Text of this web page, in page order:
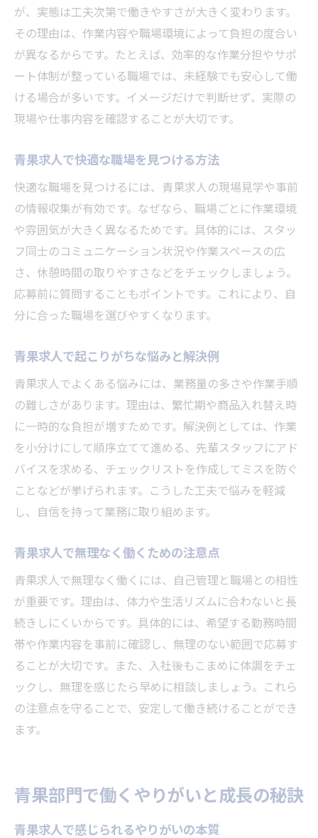
が、実態は工夫次第で働きやすさが大きく変わります。
その理由は、作業内容や職場環境によって負担の度合い
が異なるからです。たとえば、効率的な作業分担やサポ
ート体制が整っている職場では、未経験でも安心して働
ける場合が多いです。イメージだけで判断せず、実際の
現場や仕事内容を確認することが大切です。
青果求人で快適な職場を見つける方法
快適な職場を見つけるには、青果求人の現場見学や事前
の情報収集が有効です。なぜなら、職場ごとに作業環境
や雰囲気が大きく異なるためです。具体的には、スタッ
フ同士のコミュニケーション状況や作業スペースの広
さ、休憩時間の取りやすさなどをチェックしましょう。
応募前に質問することもポイントです。これにより、自
分に合った職場を選びやすくなります。
青果求人で起こりがちな悩みと解決例
青果求人でよくある悩みには、業務量の多さや作業手順
の難しさがあります。理由は、繁忙期や商品入れ替え時
に一時的な負担が増すためです。解決例としては、作業
を小分けにして順序立てて進める、先輩スタッフにアド
バイスを求める、チェックリストを作成してミスを防ぐ
ことなどが挙げられます。こうした工夫で悩みを軽減
し、自信を持って業務に取り組めます。
青果求人で無理なく働くための注意点
青果求人で無理なく働くには、自己管理と職場との相性
が重要です。理由は、体力や生活リズムに合わないと長
続きしにくいからです。具体的には、希望する勤務時間
帯や作業内容を事前に確認し、無理のない範囲で応募す
ることが大切です。また、入社後もこまめに体調をチェ
ックし、無理を感じたら早めに相談しましょう。これら
の注意点を守ることで、安定して働き続けることができ
ます。
青果部門で働くやりがいと成長の秘訣
青果求人で感じられるやりがいの本質